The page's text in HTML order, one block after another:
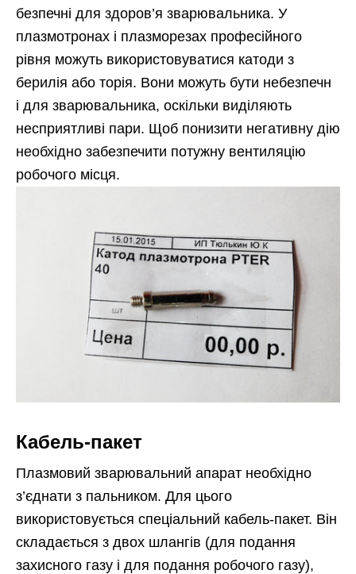
безпечні для здоров’я зварювальника. У
плазмотронах і плазморезах професійного
рівня можуть використовуватися катоди з
берилія або торія. Вони можуть бути небезпечн
і для зварювальника, оскільки виділяють
несприятливі пари. Щоб понизити негативну дію
необхідно забезпечити потужну вентиляцію
робочого місця.
Кабель-пакет
Плазмовий зварювальний апарат необхідно
з’єднати з пальником. Для цього
використовується спеціальний кабель-пакет. Він
складається з двох шлангів (для подання
захисного газу і для подання робочого газу),